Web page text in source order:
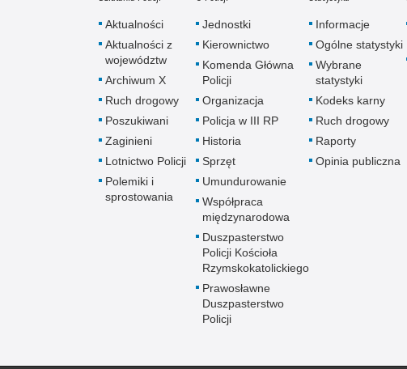
Aktualności
Aktualności z
województw
Archiwum X
Ruch drogowy
Poszukiwani
Zaginieni
Lotnictwo Policji
Polemiki i
sprostowania
Jednostki
Kierownictwo
Komenda Główna
Policji
Organizacja
Policja w III RP
Historia
Sprzęt
Umundurowanie
Współpraca
międzynarodowa
Duszpasterstwo
Policji Kościoła
Rzymskokatolickiego
Prawosławne
Duszpasterstwo
Policji
Informacje
Ogólne statystyki
Wybrane
statystyki
Kodeks karny
Ruch drogowy
Raporty
Opinia publiczna